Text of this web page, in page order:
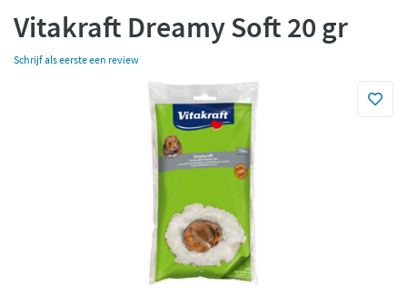
Betaal met Klarna
Vitakraft Dreamy Soft 20 gr
Schrijf als eerste een review